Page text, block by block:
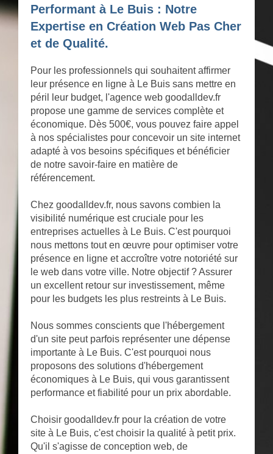
Performant à Le Buis : Notre
Expertise en Création Web Pas Cher
et de Qualité.
Pour les professionnels qui souhaitent affirmer
leur présence en ligne à Le Buis sans mettre en
péril leur budget, l'agence web goodalldev.fr
propose une gamme de services complète et
économique. Dès 500€, vous pouvez faire appel
à nos spécialistes pour concevoir un site internet
adapté à vos besoins spécifiques et bénéficier
de notre savoir-faire en matière de
référencement.
Chez goodalldev.fr, nous savons combien la
visibilité numérique est cruciale pour les
entreprises actuelles à Le Buis. C'est pourquoi
nous mettons tout en œuvre pour optimiser votre
présence en ligne et accroître votre notoriété sur
le web dans votre ville. Notre objectif ? Assurer
un excellent retour sur investissement, même
pour les budgets les plus restreints à Le Buis.
Nous sommes conscients que l'hébergement
d'un site peut parfois représenter une dépense
importante à Le Buis. C'est pourquoi nous
proposons des solutions d'hébergement
économiques à Le Buis, qui vous garantissent
performance et fiabilité pour un prix abordable.
Choisir goodalldev.fr pour la création de votre
site à Le Buis, c'est choisir la qualité à petit prix.
Qu'il s'agisse de conception web, de